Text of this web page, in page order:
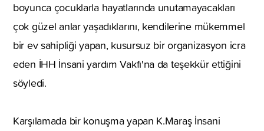
boyunca çocuklarla hayatlarında unutamayacakları
çok güzel anlar yaşadıklarını, kendilerine mükemmel
bir ev sahipliği yapan, kusursuz bir organizasyon icra
eden İHH İnsani yardım Vakfı'na da teşekkür ettiğini
söyledi.
Karşılamada bir konuşma yapan K.Maraş İnsani